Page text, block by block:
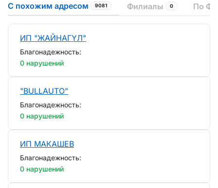
С похожим адресом 9081 Филиалы 0 По
ИП "ЖАЙНАГҮЛ"
Благонадежность:
0 нарушений
"BULLAUTO"
Благонадежность:
0 нарушений
ИП МАКАШЕВ
Благонадежность:
0 нарушений